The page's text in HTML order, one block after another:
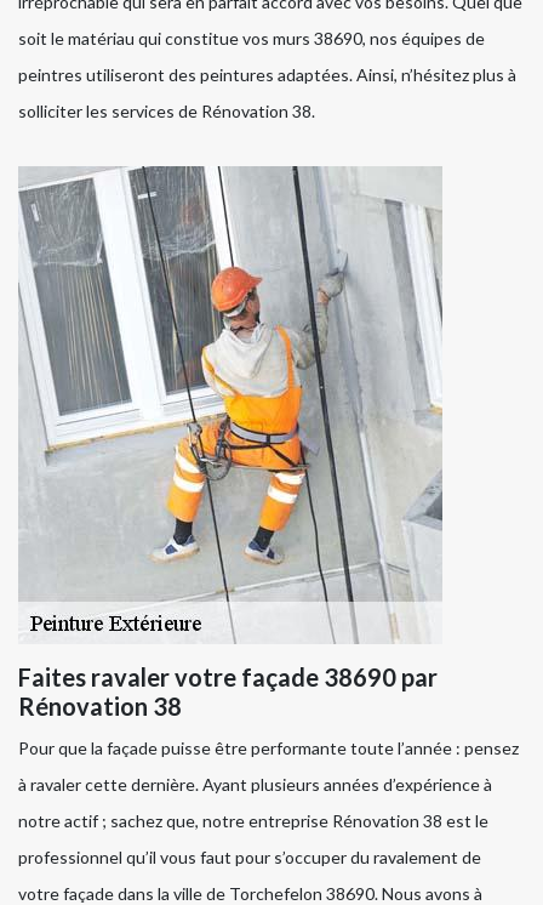
soit le matériau qui constitue vos murs 38690, nos équipes de
peintres utiliseront des peintures adaptées. Ainsi, n’hésitez plus à
solliciter les services de Rénovation 38.
Faites ravaler votre façade 38690 par
Rénovation 38
Pour que la façade puisse être performante toute l’année : pensez
à ravaler cette dernière. Ayant plusieurs années d’expérience à
notre actif ; sachez que, notre entreprise Rénovation 38 est le
professionnel qu’il vous faut pour s’occuper du ravalement de
votre façade dans la ville de Torchefelon 38690. Nous avons à